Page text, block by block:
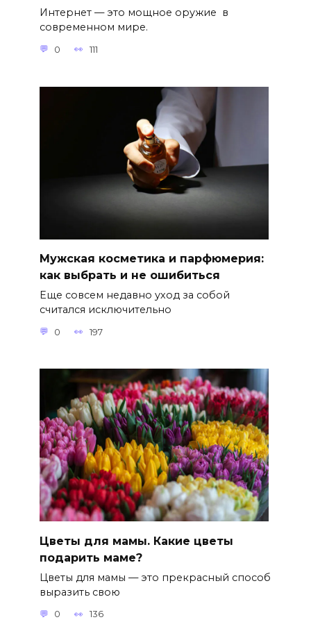
Интернет — это мощное оружие в
современном мире.
0 111
Мужская косметика и парфюмерия:
как выбрать и не ошибиться
Еще совсем недавно уход за собой
считался исключительно
0 197
Цветы для мамы. Какие цветы
подарить маме?
Цветы для мамы — это прекрасный способ
выразить свою
0 136